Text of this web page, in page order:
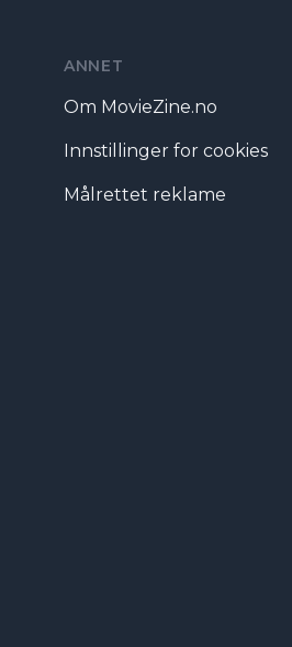
ANNET
Om MovieZine.no
Innstillinger for cookies
Målrettet reklame